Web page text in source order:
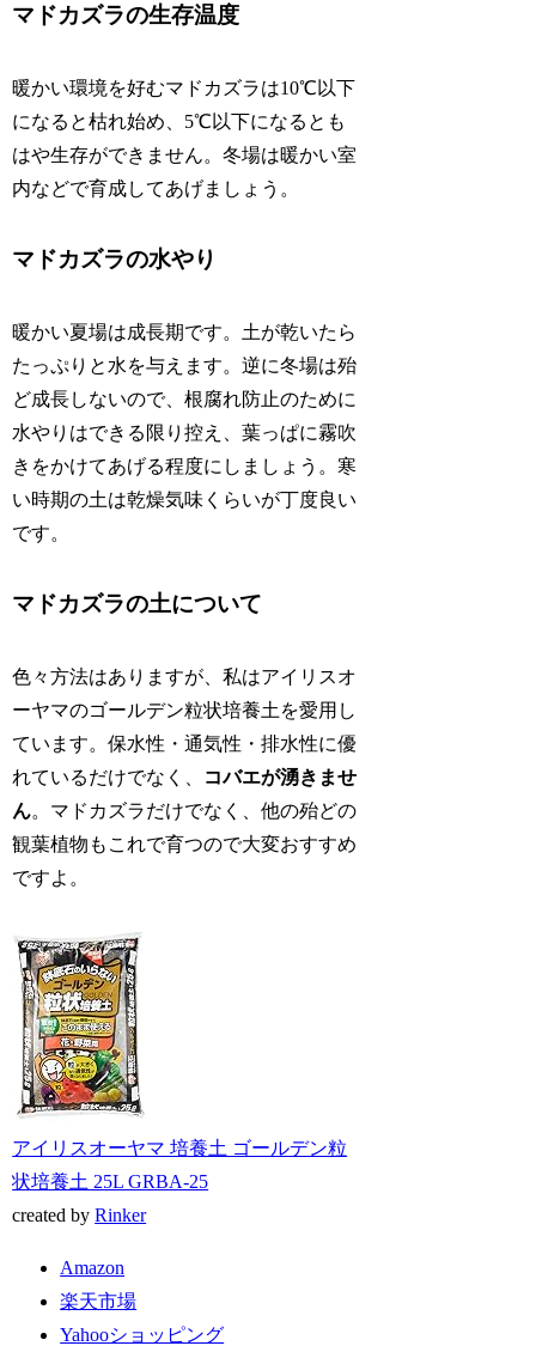
マドカズラの生存温度
暖かい環境を好むマドカズラは10℃以下
になると枯れ始め、5℃以下になるとも
はや生存ができません。冬場は暖かい室
内などで育成してあげましょう。
マドカズラの水やり
暖かい夏場は成長期です。土が乾いたら
たっぷりと水を与えます。逆に冬場は殆
ど成長しないので、根腐れ防止のために
水やりはできる限り控え、葉っぱに霧吹
きをかけてあげる程度にしましょう。寒
い時期の土は乾燥気味くらいが丁度良い
です。
マドカズラの土について
色々方法はありますが、私はアイリスオ
ーヤマのゴールデン粒状培養土を愛用し
ています。保水性・通気性・排水性に優
れているだけでなく、
コバエが湧きませ
ん。マドカズラだけでなく、他の殆どの
観葉植物もこれで育つので大変おすすめ
ですよ。
アイリスオーヤマ 培養土 ゴールデン粒
状培養土 25L GRBA-25
created byRinker
Amazon
楽天市場
Yahooショッピング